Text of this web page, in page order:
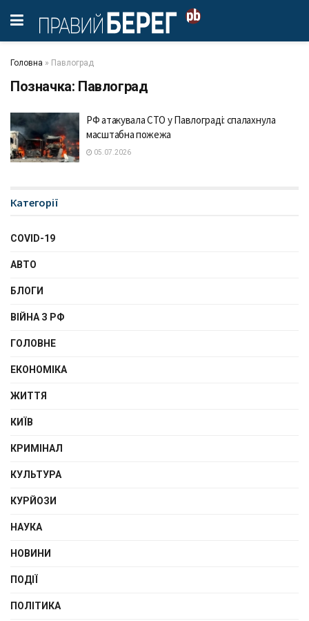
Головна » Павлоград
Позначка: Павлоград
РФ атакувала СТО у Павлограді: спалахнула
масштабна пожежа
05.07.2026
Категорії
COVID-19
АВТО
БЛОГИ
ВІЙНА З РФ
ГОЛОВНЕ
ЕКОНОМІКА
ЖИТТЯ
КИЇВ
КРИМІНАЛ
КУЛЬТУРА
КУРЙОЗИ
НАУКА
НОВИНИ
ПОДІЇ
ПОЛІТИКА